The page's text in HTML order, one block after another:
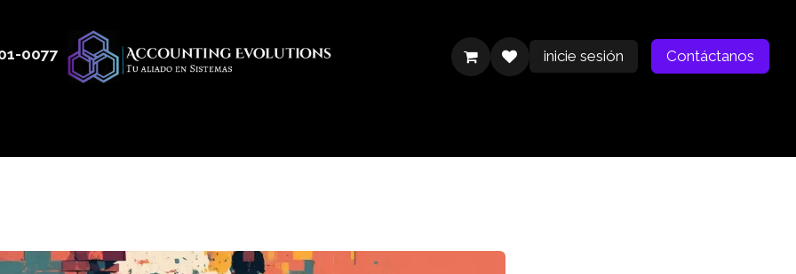
-0077 inicie sesión Contáctanos